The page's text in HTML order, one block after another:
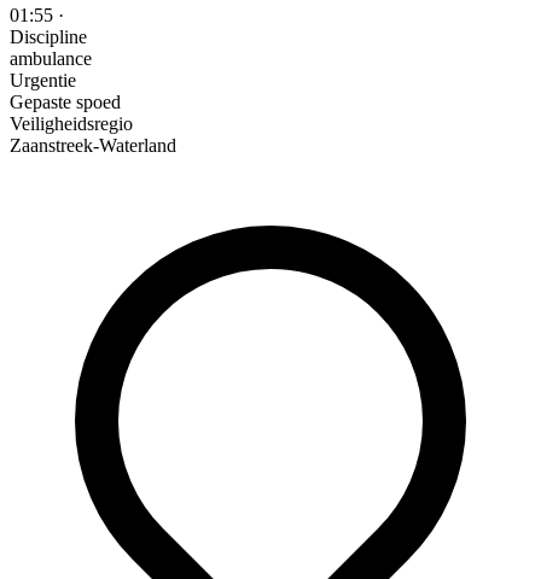
01:55 ·
Discipline
ambulance
Urgentie
Gepaste spoed
Veiligheidsregio
Zaanstreek-Waterland